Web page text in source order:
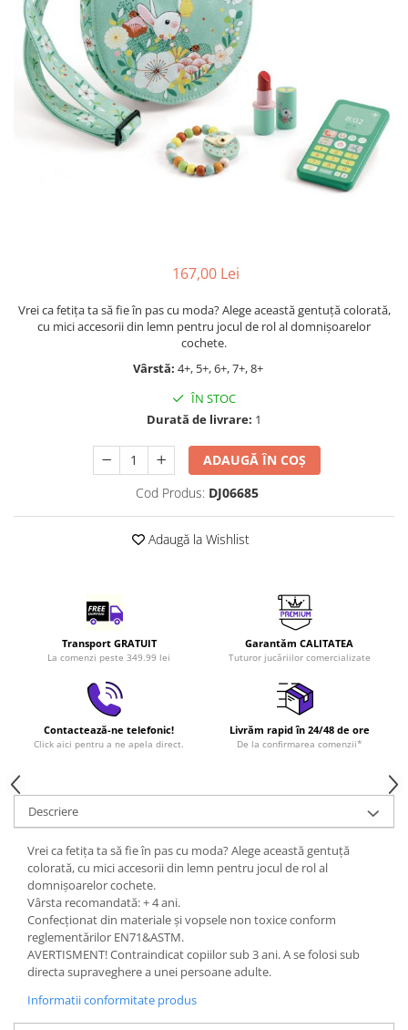
Jocuri cu dinozauri
Jucării de pluș
Jocuri educative pentru
școală/grădiniță
Agende
Cărţi de colorat, activități, apa
Accesorii diverse
LEGO Friends
LEGO Ninjago
LEGO Minecraft
LEGO DREAMZzz
LEGO Star Wars
LEGO Gabby s Dollhouse
LEGO Jurassic World
LEGO Creator Expert
LEGO Architecture
LEGO Speed Champions
167,00 Lei
Vrei ca fetița ta să fie în pas cu moda? Alege această gentuță colorată,
cu mici accesorii din lemn pentru jocul de rol al domnișoarelor
cochete.
Vârstă: 4+, 5+, 6+, 7+, 8+
ÎN STOC
Durată de livrare: 1
ADAUGĂ ÎN COȘ
Cod Produs: DJ06685
Adaugă la Wishlist
Transport GRATUIT
La comenzi peste 349.99 lei
Garantăm CALITATEA
Tuturor jucăriilor comercializate
Contactează-ne telefonic!
Click aici pentru a ne apela direct.
Livrăm rapid în 24/48 de ore
De la confirmarea comenzii*
Descriere
Vrei ca fetița ta să fie în pas cu moda? Alege această gentuță
colorată, cu mici accesorii din lemn pentru jocul de rol al
domnișoarelor cochete.
Vârsta recomandată: + 4 ani.
Confecționat din materiale și vopsele non toxice conform
reglementărilor EN71&ASTM.
AVERTISMENT! Contraindicat copiilor sub 3 ani. A se folosi sub
directa supraveghere a unei persoane adulte.
Informatii conformitate produs